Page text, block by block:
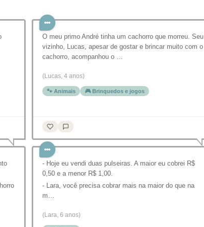
O meu primo André tinha um cachorro que morreu. Seu
vizinho, Lucas, apesar de gostar e brincar muito com o
cachorro, acompanhou o …
(Lucas, 4 anos)
🐾 Animais 🎮 Brinquedos e jogos
- Hoje eu vendi duas pulseiras. A maior eu cobrei R$
0,50 e a menor R$ 1,00.
- Lara, você precisa cobrar mais na maior do que na
m…
(Lara, 6 anos)